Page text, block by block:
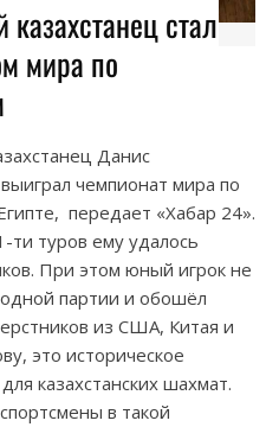
казахстанец стал
мира по
Данис
чемпионат мира по
передает «Хабар 24».
ти туров ему удалось
При этом юный игрок не
партии и обошёл
из США, Китая и
это историческое
казахстанских шахмат.
в такой